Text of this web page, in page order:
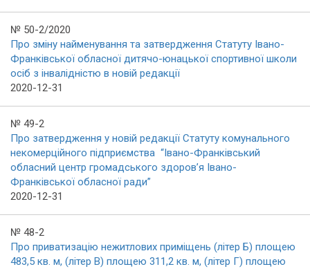
№ 50-2/2020
Про зміну найменування та затвердження Статуту Івано-
Франківської обласної дитячо-юнацької спортивної школи
осіб з інвалідністю в новій редакції
2020-12-31
№ 49-2
Про затвердження у новій редакції Статуту комунального
некомерційного підприємства “Івано-Франківський
обласний центр громадського здоров’я Івано-
Франківської обласної ради”
2020-12-31
№ 48-2
Про приватизацію нежитлових приміщень (літер Б) площею
483,5 кв. м, (літер В) площею 311,2 кв. м, (літер Г) площею